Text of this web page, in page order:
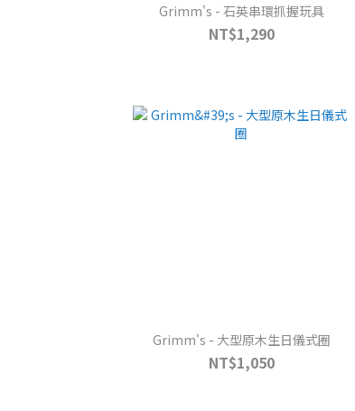
Grimm's - 石英串環抓握玩具
NT$1,290
Grimm's - 大型原木生日儀式圈
NT$1,050